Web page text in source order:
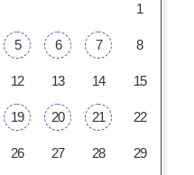
1
5 6 7 8
12 13 14 15
19 20 21 22
26 27 28 29